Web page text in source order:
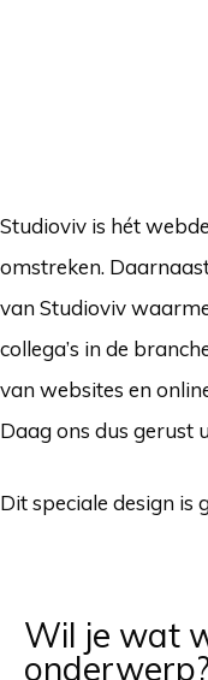
Studioviv is hét
omstreken.
van Studioviv
collega’s in de
van websites en
Daag ons dus gerust
Dit speciale design is
Wil je wat